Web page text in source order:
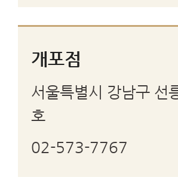
개포점
서울특별시 강남구
호
02-573-7767